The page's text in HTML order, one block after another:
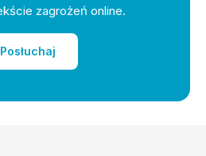
zagrożeń online.
Posłuchaj